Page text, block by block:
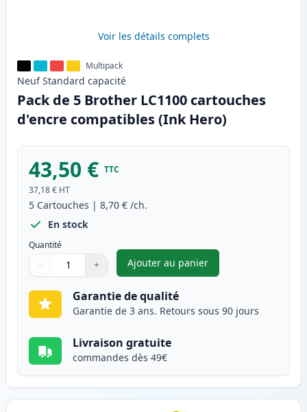
Voir les détails complets
Multipack
Neuf Standard capacité
Pack de 5 Brother LC1100 cartouches
d'encre compatibles (Ink Hero)
43,50 € TTC
37,18 € HT
5 Cartouches | 8,70 € /ch.
En stock
Quantité
Quantité
Utilisez les boutons pour ajuster
− +
Quantité
Ajouter au panier
,Pack de 5 Brother LC1100
Garantie de qualité
Garantie de 3 ans. Retours sous 90 jours
Livraison gratuite
commandes dès 49€